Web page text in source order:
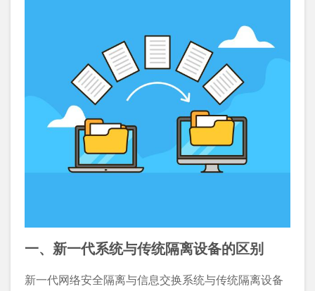
一、新一代系统与传统隔离设备的区别
新一代网络安全隔离与信息交换系统与传统隔离设备